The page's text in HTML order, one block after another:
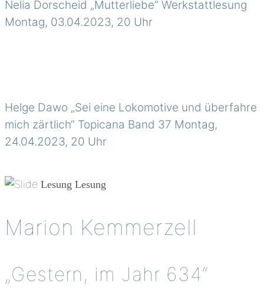
Nelia Dorscheid „Mutterliebe“ Werkstattlesung
Montag, 03.04.2023, 20 Uhr
Helge Dawo „Sei eine Lokomotive und überfahre
mich zärtlich“ Topicana Band 37 Montag,
24.04.2023, 20 Uhr
Lesung Lesung
Marion Kemmerzell
„Gestern, im Jahr 634“